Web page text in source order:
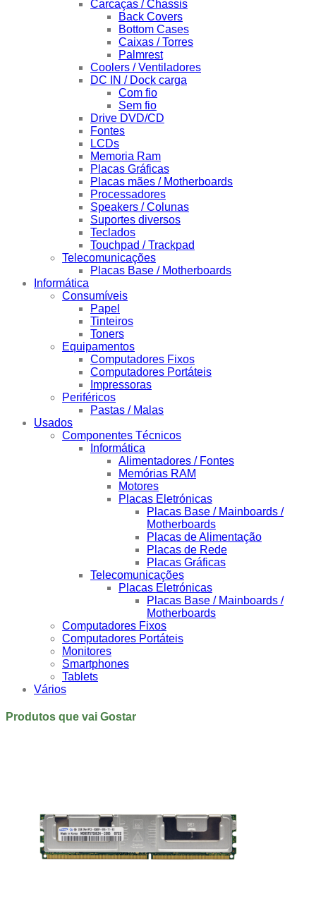
Carcaças / Chassis
Back Covers
Bottom Cases
Caixas / Torres
Palmrest
Coolers / Ventiladores
DC IN / Dock carga
Com fio
Sem fio
Drive DVD/CD
Fontes
LCDs
Memoria Ram
Placas Gráficas
Placas mães / Motherboards
Processadores
Speakers / Colunas
Suportes diversos
Teclados
Touchpad / Trackpad
Telecomunicações
Placas Base / Motherboards
Informática
Consumíveis
Papel
Tinteiros
Toners
Equipamentos
Computadores Fixos
Computadores Portáteis
Impressoras
Periféricos
Pastas / Malas
Usados
Componentes Técnicos
Informática
Alimentadores / Fontes
Memórias RAM
Motores
Placas Eletrónicas
Placas Base / Mainboards /
Motherboards
Placas de Alimentação
Placas de Rede
Placas Gráficas
Telecomunicações
Placas Eletrónicas
Placas Base / Mainboards /
Motherboards
Computadores Fixos
Computadores Portáteis
Monitores
Smartphones
Tablets
Vários
Produtos que vai Gostar